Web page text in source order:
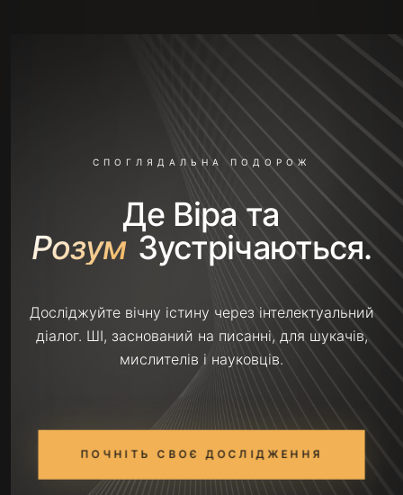
СПОГЛЯДАЛЬНА ПОДОРОЖ
Де Віра та
Розум Зустрічаються.
Досліджуйте вічну істину через інтелектуальний
діалог. ШІ, заснований на писанні, для шукачів,
мислителів і науковців.
ПОЧНІТЬ СВОЄ ДОСЛІДЖЕННЯ